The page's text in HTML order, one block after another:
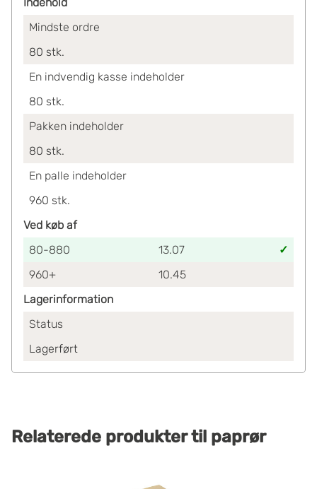
Indehold
Mindste ordre
80 stk.
En indvendig kasse indeholder
80 stk.
Pakken indeholder
80 stk.
En palle indeholder
960 stk.
Ved køb af
80-880
13.07
960+
10.45
Lagerinformation
Status
Lagerført
Relaterede produkter til paprør